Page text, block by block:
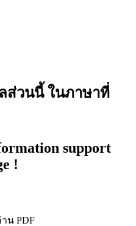
ส่วนนี้ ในภาษาที่
support
!
น PDF